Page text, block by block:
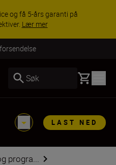
| Få 15 % rabatt på
komplett i dag.
NÅ
innen 3–6 virkedager
Søk Basket
LAST NED
progra...